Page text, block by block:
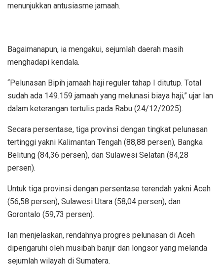
menunjukkan antusiasme jamaah.
Bagaimanapun, ia mengakui, sejumlah daerah masih
menghadapi kendala.
“Pelunasan Bipih jamaah haji reguler tahap I ditutup. Total
sudah ada 149.159 jamaah yang melunasi biaya haji,” ujar Ian
dalam keterangan tertulis pada Rabu (24/12/2025).
Secara persentase, tiga provinsi dengan tingkat pelunasan
tertinggi yakni Kalimantan Tengah (88,88 persen), Bangka
Belitung (84,36 persen), dan Sulawesi Selatan (84,28
persen).
Untuk tiga provinsi dengan persentase terendah yakni Aceh
(56,58 persen), Sulawesi Utara (58,04 persen), dan
Gorontalo (59,73 persen).
Ian menjelaskan, rendahnya progres pelunasan di Aceh
dipengaruhi oleh musibah banjir dan longsor yang melanda
sejumlah wilayah di Sumatera.